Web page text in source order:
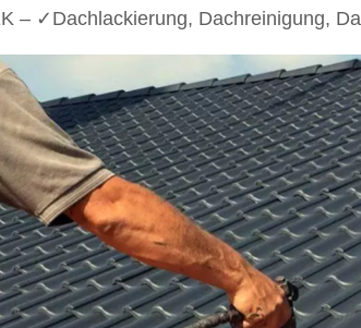
– ✓Dachlackierung, Dachreinigung,